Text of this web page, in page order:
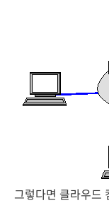
그렇다면 클라우드